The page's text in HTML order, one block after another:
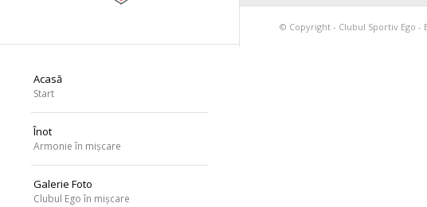
Acasă
Start
Înot
Armonie în mișcare
Galerie Foto
Clubul Ego în mișcare
© Copyright - Clubul Sportiv Ego -